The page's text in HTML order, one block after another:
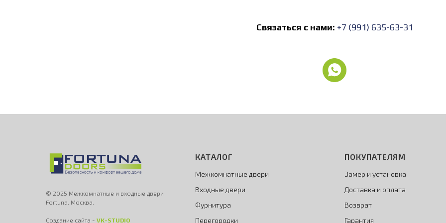
Связаться с нами: +7 (991) 635-63-31
© 2025 Межкомнатные и входные двери
Fortuna. Москва.
Создание сайта - VK-STUDIO
КАТАЛОГ
Межкомнатные двери
Входные двери
Фурнитура
Перегородки
ПОКУПАТЕЛЯМ
Замер и установка
Доставка и оплата
Возврат
Гарантия